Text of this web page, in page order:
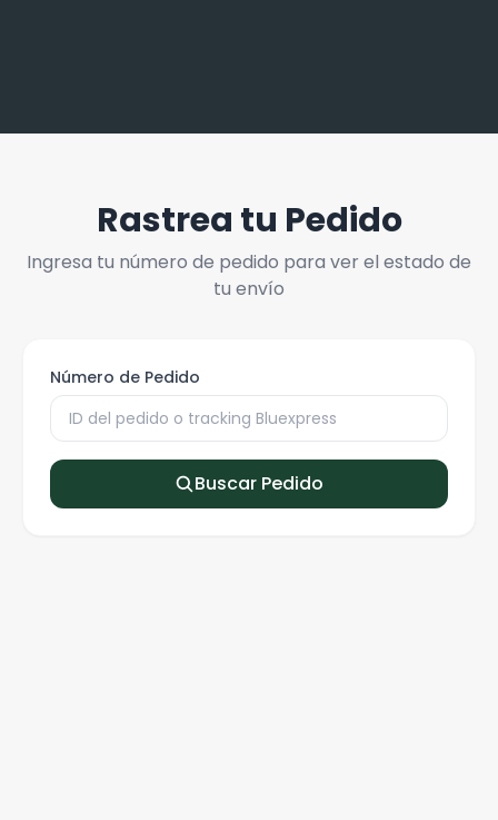
Rastrea tu Pedido
Ingresa tu número de pedido para ver el estado de
tu envío
Número de Pedido
Buscar Pedido